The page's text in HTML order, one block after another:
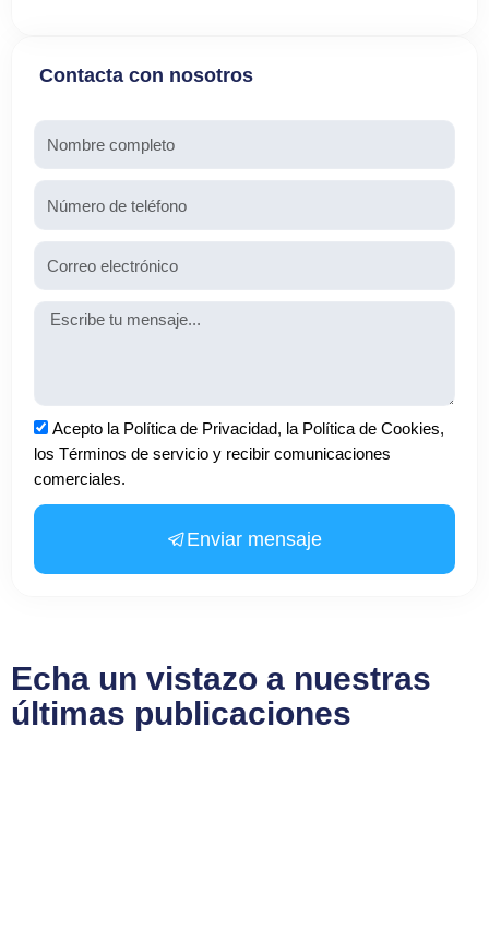
Contacta con nosotros
Nombre
Teléfono
Email
Mensaje
Aceptación
Acepto la Política de Privacidad, la Política de Cookies,
los Términos de servicio y recibir comunicaciones
comerciales.
Enviar mensaje
Echa un vistazo a nuestras
últimas publicaciones